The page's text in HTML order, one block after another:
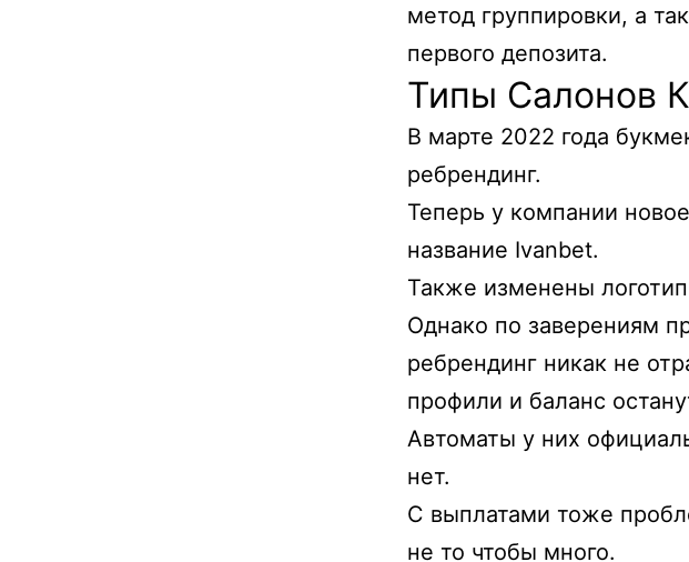
метод группировки, а
первого депозита.
Типы Салонов
В марте 2022 года
ребрендинг.
Теперь у компании
название Ivanbet.
Также изменены
Однако по заверениям
ребрендинг никак не
профили и баланс
Автоматы у них
нет.
С выплатами тоже
не то чтобы много.